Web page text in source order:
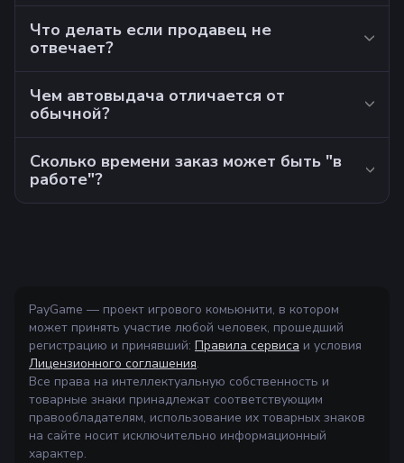
Что делать если продавец не
отвечает?
Чем автовыдача отличается от
обычной?
Сколько времени заказ может быть "в
работе"?
PayGame — проект игрового комьюнити, в котором
может принять участие любой человек, прошедший
регистрацию и принявший: Правила сервиса и условия
Лицензионного соглашения.
Все права на интеллектуальную собственность и
товарные знаки принадлежат соответствующим
правообладателям, использование их товарных знаков
на сайте носит исключительно информационный
характер.